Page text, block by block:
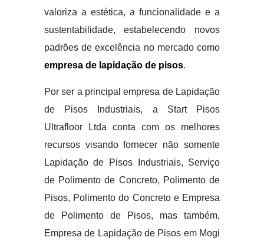
valoriza a estética, a funcionalidade e a
sustentabilidade, estabelecendo novos
padrões de excelência no mercado como
empresa de lapidação de pisos.
Por ser a principal empresa de Lapidação
de Pisos Industriais, a Start Pisos
Ultrafloor Ltda conta com os melhores
recursos visando fornecer não somente
Lapidação de Pisos Industriais, Serviço
de Polimento de Concreto, Polimento de
Pisos, Polimento do Concreto e Empresa
de Polimento de Pisos, mas também,
Empresa de Lapidação de Pisos em Mogi